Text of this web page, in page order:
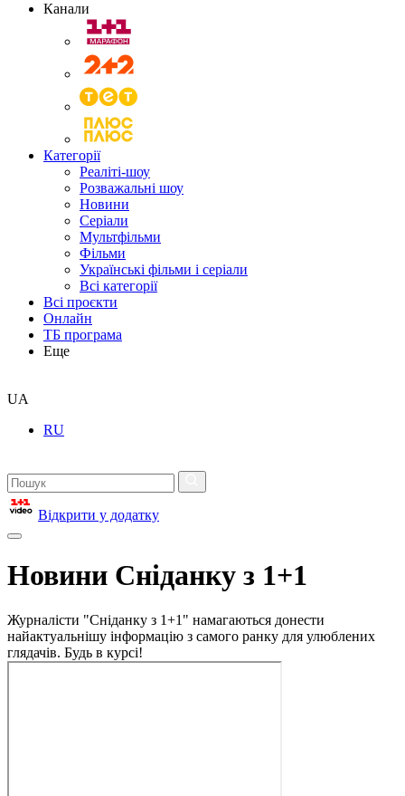
Канали
Категорії
Реаліті-шоу
Розважальні шоу
Новини
Серіали
Мультфільми
Фільми
Українські фільми і серіали
Всі категорії
Всі проєкти
Онлайн
ТБ програма
Еще
UA
RU
Відкрити у додатку
Новини Сніданку з 1+1
Журналісти "Сніданку з 1+1" намагаються донести
найактуальнішу інформацію з самого ранку для улюблених
глядачів. Будь в курсі!